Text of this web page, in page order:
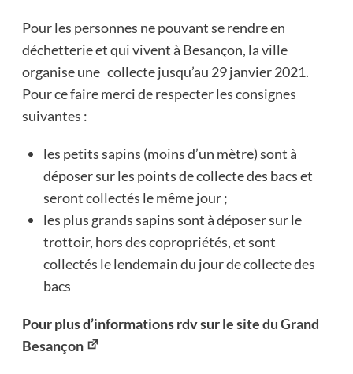
Pour les personnes ne pouvant se rendre en
déchetterie et qui vivent à Besançon, la ville
organise une collecte jusqu’au 29 janvier 2021.
Pour ce faire merci de respecter les consignes
suivantes :
les petits sapins (moins d’un mètre) sont à
déposer sur les points de collecte des bacs et
seront collectés le même jour ;
les plus grands sapins sont à déposer sur le
trottoir, hors des copropriétés, et sont
collectés le lendemain du jour de collecte des
bacs
Pour plus d’informations rdv surle site du Grand
Besançon